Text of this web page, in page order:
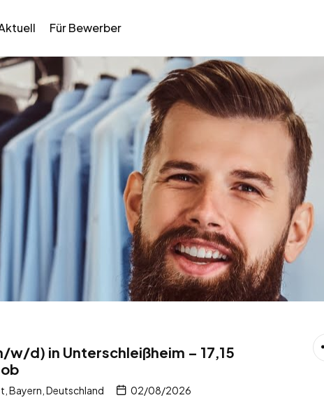
Für Bewerber
w/d) in Unterschleißheim – 17,15
Bayern, Deutschland 02/08/2026